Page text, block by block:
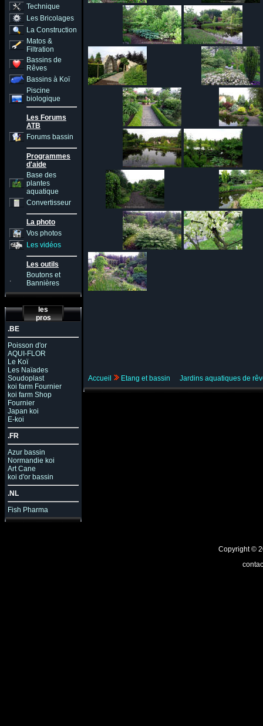
Technique
Les Bricolages
La Construction
Matos &
Filtration
Bassins de
Rêves
Bassins à Koï
Piscine
biologique
Les Forums
ATB
Forums bassin
Programmes
d'aide
Base des
plantes
aquatique
Convertisseur
La photo
Vos photos
Les vidéos
Les outils
.
Boutons et
Bannières
les
pros
.BE
Poisson d'or
AQUI-FLOR
Le Koï
Les Naïades
Soudoplast
koi farm Fournier
koi farm Shop
Fournier
Japan koi
E-koi
.FR
Azur bassin
Normandie koi
Art Cane
koi d'or bassin
.NL
Fish Pharma
Accueil Etang et bassin Jardins aquatiques de
Copyright ©